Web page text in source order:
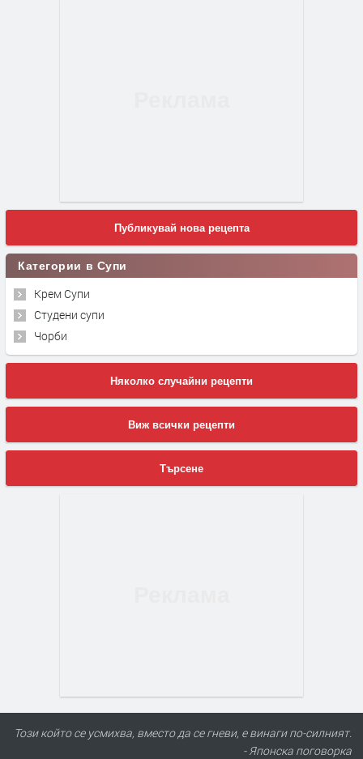
Публикувай нова рецепта
Категории в Супи
Крем Супи
Студени супи
Чорби
Няколко случайни рецепти
Виж всички рецепти
Търсене
Този който се усмихва, вместо да се гневи, е винаги по-силният.
- Японска поговорка